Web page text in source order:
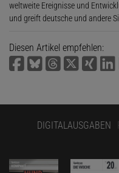
weltweite Ereignisse und
und greift deutsche und andere
Diesen Artikel empfehlen:
DIGITALAUSGABEN